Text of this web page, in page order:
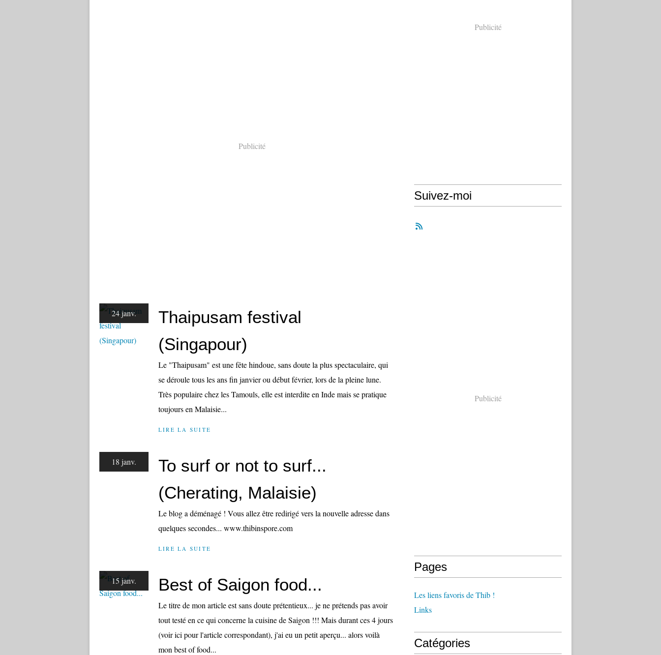
Publicité
24 janv.
Thaipusam festival
(Singapour)
Le "Thaipusam" est une fête hindoue, sans doute la plus spectaculaire, qui
se déroule tous les ans fin janvier ou début février, lors de la pleine lune.
Très populaire chez les Tamouls, elle est interdite en Inde mais se pratique
toujours en Malaisie...
LIRE LA SUITE
18 janv.
To surf or not to surf...
(Cherating, Malaisie)
Le blog a déménagé ! Vous allez être redirigé vers la nouvelle adresse dans
quelques secondes... www.thibinspore.com
LIRE LA SUITE
15 janv. Best of Saigon food...
Le titre de mon article est sans doute prétentieux... je ne prétends pas avoir
tout testé en ce qui concerne la cuisine de Saigon !!! Mais durant ces 4 jours
(voir ici pour l'article correspondant), j'ai eu un petit aperçu... alors voilà
mon best of food...
Publicité
Suivez-moi
Publicité
Pages
Les liens favoris de Thib !
Links
Catégories